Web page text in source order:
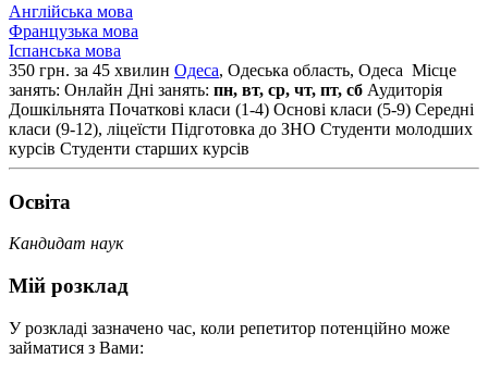
Англійська мова
Французька мова
Іспанська мова
350 грн. за 45 хвилин Одеса, Одеська область, Одеса Місце
занять: Онлайн Дні занять: пн, вт, ср, чт, пт, сб Аудиторія
Дошкільнята Початкові класи (1-4) Основі класи (5-9) Середні
класи (9-12), ліцеїсти Підготовка до ЗНО Студенти молодших
курсів Студенти старших курсів
Освiта
Кандидат наук
Мій розклад
У розкладі зазначено час, коли репетитор потенційно може
займатися з Вами: